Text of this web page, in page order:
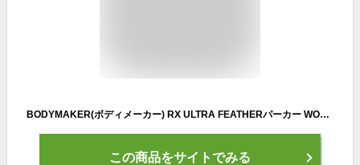
BODYMAKER(ボディメーカー) RX ULTRA FEATHERパーカー WOMEN パーカー フーディ スポーツウェア 軽量 撥水機能 ランニングウェア レディース コンパクト 通気性 サイクリング ハイキング ウインドブレーカー L クリア
この商品をサイトでみる